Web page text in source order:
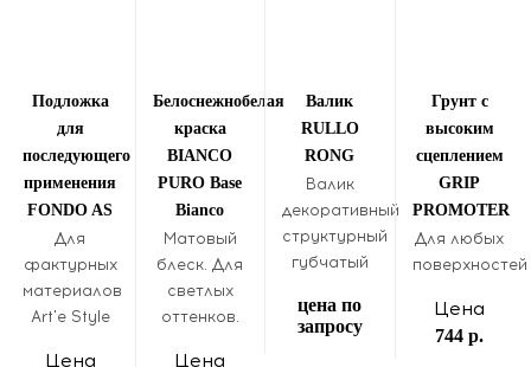
Подложка
для
последующего
применения
FONDO AS
Для
фактурных
материалов
Art'e Style
Цена
Белоснежнобелая
краска
BIANCO
PURO Base
Bianco
Матовый
блеск. Для
светлых
оттенков.
Цена
Валик
RULLO
RONG
Валик
декоративный
структурный
губчатый
цена по
запросу
Грунт с
высоким
сцеплением
GRIP
PROMOTER
Для любых
поверхностей
Цена
744 р.